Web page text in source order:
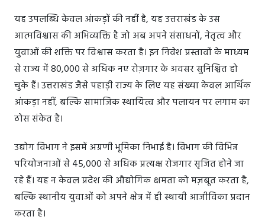
यह उपलब्धि केवल आंकड़ों की नहीं है, यह उत्तराखंड के उस
आत्मविश्वास की अभिव्यक्ति है जो अब अपने संसाधनों, नेतृत्व और
युवाओं की शक्ति पर विश्वास करता है। इन निवेश प्रस्तावों के माध्यम
से राज्य में 80,000 से अधिक नए रोज़गार के अवसर सुनिश्चित हो
चुके हैं। उत्तराखंड जैसे पहाड़ी राज्य के लिए यह संख्या केवल आर्थिक
आंकड़ा नहीं, बल्कि सामाजिक स्थायित्व और पलायन पर लगाम का
ठोस संकेत है।
उद्योग विभाग ने इसमें अग्रणी भूमिका निभाई है। विभाग की विभिन्न
परियोजनाओं से 45,000 से अधिक प्रत्यक्ष रोजगार सृजित होने जा
रहे हैं। यह न केवल प्रदेश की औद्योगिक क्षमता को मज़बूत करता है,
बल्कि स्थानीय युवाओं को अपने क्षेत्र में ही स्थायी आजीविका प्रदान
करता है।